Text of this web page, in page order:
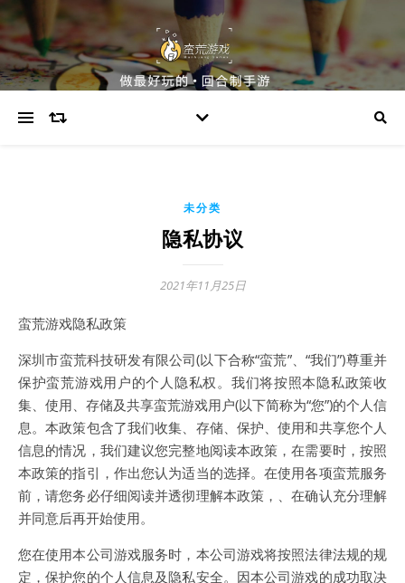
未分类
隐私协议
2021年11月25日
蛮荒游戏隐私政策
深圳市蛮荒科技研发有限公司(以下合称“蛮荒”、“我们”)尊重并
保护蛮荒游戏用户的个人隐私权。我们将按照本隐私政策收
集、使用、存储及共享蛮荒游戏用户(以下简称为“您”)的个人信
息。本政策包含了我们收集、存储、保护、使用和共享您个人
信息的情况，我们建议您完整地阅读本政策，在需要时，按照
本政策的指引，作出您认为适当的选择。在使用各项蛮荒服务
前，请您务必仔细阅读并透彻理解本政策，、在确认充分理解
并同意后再开始使用。
您在使用本公司游戏服务时，本公司游戏将按照法律法规的规
定，保护您的个人信息及隐私安全。因本公司游戏的成功取决